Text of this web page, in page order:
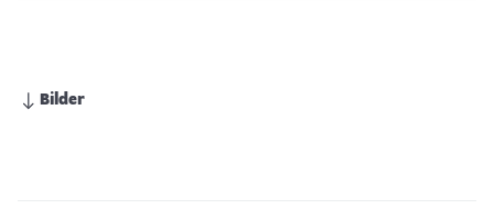
Bilder